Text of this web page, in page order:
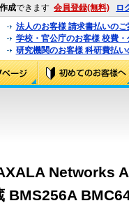
成できます 会員登録(無料) ロ
法人のお客様 請求書払いのご
学校・官公庁のお客様 校費
研究機関のお客様 科研費払い
Networks
BMS256A